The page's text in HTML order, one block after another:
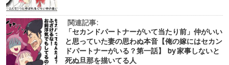
関連記事:
「セカンドパートナーがいて当たり前」仲がいい
と思っていた妻の思わぬ本音【俺の嫁にはセカン
ドパートナーがいる？第一話】 by 家事しないと
死ぬ旦那を描いてる人